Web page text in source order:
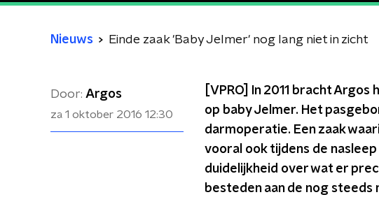
Nieuws Einde zaak 'Baby Jelmer' nog lang niet in zicht
Door: Argos
za 1 oktober 2016 12:30
[VPRO] In 2011 bracht
op baby Jelmer. Het
darmoperatie. Een zaak
vooral ook tijdens de
duidelijkheid over wat er
besteden aan de nog steeds